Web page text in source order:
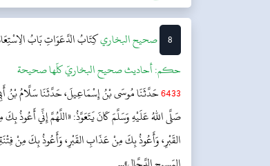
8 ‌‌صحيح البخاريكِتَابُ الدَّعَوَاتِبَابُ
حکم:أحاديث صحيح البخاريّ كلّها صحيحة
6433حَدَّثَنَا مُوسَى بْنُ إِسْمَاعِيلَ، حَدَّثَنَا سَلَّامُ بْنُ
صَلَّى اللهُ عَلَيْهِ وَسَلَّمَ كَانَ يَتَعَوَّذُ: «اللَّهُمَّ إِنِّي أَعُوذُ
القَبْرِ، وَأَعُوذُ بِكَ مِنْ عَذَابِ القَبْرِ، وَأَعُوذُ بِكَ مِنْ